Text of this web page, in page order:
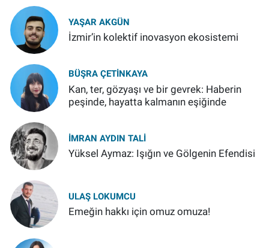
YAŞAR AKGÜN
İzmir’in kolektif inovasyon ekosistemi
BÜŞRA ÇETINKAYA
Kan, ter, gözyaşı ve bir gevrek: Haberin
peşinde, hayatta kalmanın eşiğinde
İMRAN AYDIN TALI
Yüksel Aymaz: Işığın ve Gölgenin Efendisi
ULAŞ LOKUMCU
Emeğin hakkı için omuz omuza!